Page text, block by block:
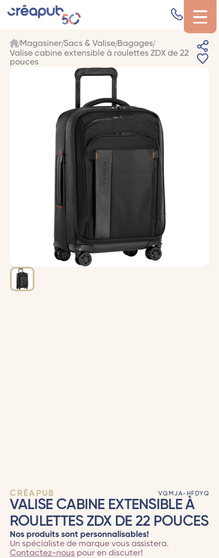
Magasiner Sacs & Valise Bagages
Valise cabine extensible à roulettes ZDX de 22
pouces
CRÉAPUB VQMJA-HFDYQ
VALISE CABINE EXTENSIBLE À
ROULETTES ZDX DE 22 POUCES
Nos produits sont personnalisables!
Un spécialiste de marque vous assistera.
Contactez-nouspour en discuter!